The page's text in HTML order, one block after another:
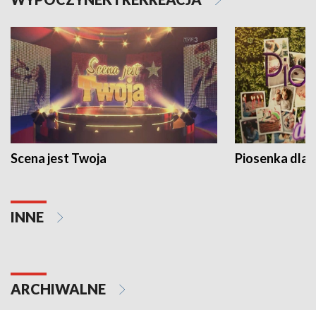
Scena jest Twoja Piosenka dla
INNE
ARCHIWALNE